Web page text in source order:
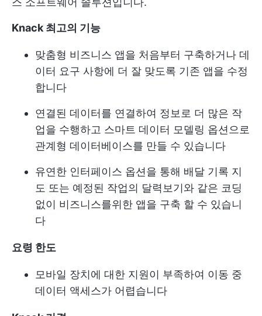
Knack 최고의 기능
맞춤형 비즈니스 앱을 처음부터 구축하거나 데
이터 요구 사항에 더 잘 맞도록 기존 앱을 수정
합니다
연결된 데이터를 연결하여 정보로 더 많은 작
업을 수행하고 스마트 데이터 모델링 옵션으로
관계형 데이터베이스를 만들 수 있습니다
유연한 인터페이스 옵션을 통해 배달 기록 지
도 또는 예정된 작업의 달력보기와 같은 코딩
없이 비즈니스를위한 앱을 구축 할 수 있습니
다
요령 한도
모바일 장치에 대한 지원이 부족하여 이동 중
데이터 액세스가 어렵습니다